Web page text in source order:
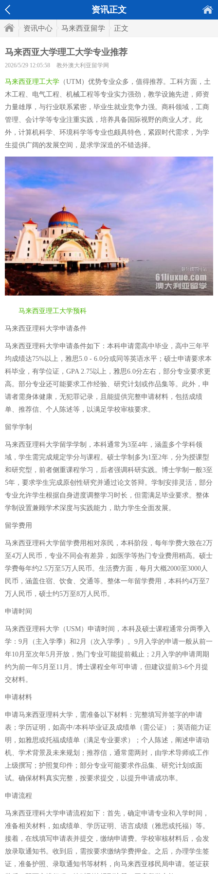
资讯正文
资讯中心 马来西亚留学 正文
马来西亚大学理工大学专业推荐
2026/5/29 12:05:58 教外澳大利亚留学网
马来西亚理工大学 （UTM）优势专业众多，值得推荐。工科方面，土
木工程、电气工程、机械工程等专业实力强劲，教学设施先进，师资
力量雄厚，与行业联系紧密，毕业生就业竞争力强。商科领域，工商
管理、会计学等专业注重实践，培养具备国际视野的商业人才。此
外，计算机科学、环境科学等专业也颇具特色，紧跟时代需求，为学
生提供广阔的发展空间，是求学深造的不错选择。
马来西亚理工大学预科
马来西亚理科大学申请条件
马来西亚理科大学申请条件如下：本科申请需高中毕业，高中三年平
均成绩达75%以上，雅思5.0 - 6.0分或同等英语水平；硕士申请要求本
科毕业，有学位证，GPA 2.75以上，雅思6.0分左右，部分专业要求更
高。部分专业还可能要求工作经验、研究计划或作品集等。此外，申
请者需身体健康，无犯罪记录，且能提供完整申请材料，包括成绩
单、推荐信、个人陈述等，以满足学校审核要求。
留学学制
马来西亚理科大学留学学制，本科通常为3至4年，涵盖多个学科领
域，学生需完成规定学分与课程。硕士学制多为1至2年，分为授课型
和研究型，前者侧重课程学习，后者强调科研实践。博士学制一般3至
5年，要求学生完成原创性研究并通过论文答辩。学制安排灵活，部分
专业允许学生根据自身进度调整学习时长，但需满足毕业要求。整体
学制设置兼顾学术深度与实践能力，助力学生全面发展。
留学费用
马来西亚理科大学留学费用相对亲民，本科阶段，每年学费大致在2万
至4万人民币，专业不同会有差异，如医学等热门专业费用稍高。硕士
学费每年约2.5万至5万人民币。生活费方面，每月大概2000至3000人
民币，涵盖住宿、饮食、交通等。整体一年留学费用，本科约4万至7
万人民币，硕士约5万至8万人民币。
申请时间
马来西亚理科大学（USM）申请时间，本科及硕士课程通常分两季入
学：9月（主入学季）和2月（次入学季）。9月入学的申请一般从前一
年10月至次年5月开放，热门专业可能提前截止；2月入学的申请周期
约为前一年5月至11月。博士课程全年可申请，但建议提前3-6个月提
交材料。
申请材料
申请马来西亚理科大学，需准备以下材料：完整填写并签字的申请
表；学历证明，如高中/本科毕业证及成绩单（需公证）；英语能力证
明，如雅思或托福成绩单（满足专业要求）；个人陈述，阐述申请动
机、学术背景及未来规划；推荐信，通常需两封，由学术导师或工作
上级撰写；护照复印件；部分专业可能要求作品集、研究计划或面
试。确保材料真实完整，按要求提交，以提升申请成功率。
申请流程
马来西亚理科大学申请流程如下：首先，确定申请专业和入学时间，
准备相关材料，如成绩单、学历证明、语言成绩（雅思或托福）等。
接着，在线填写申请表并提交，缴纳申请费。学校审核材料后，会发
放录取通知书。收到后，需按要求缴纳学费押金。之后，办理学生签
证，准备护照、录取通知书等材料，向马来西亚移民局申请。签证获